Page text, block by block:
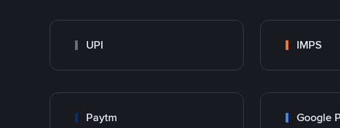
UPI IMPS
Paytm Google